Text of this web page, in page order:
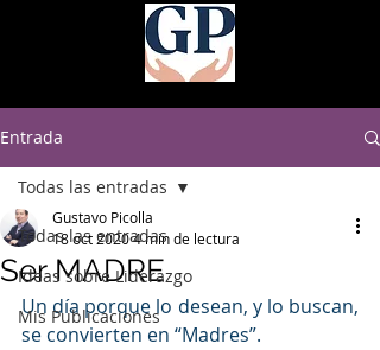
Entrada
Todas las entradas
Ideas sobre Liderazgo
Mis Publicaciones
Todas las entradas
Ser MADRE
Gustavo Picolla
18 oct 20204 min de lectura
Un día porque lo desean, y lo buscan,
se convierten en “Madres”.